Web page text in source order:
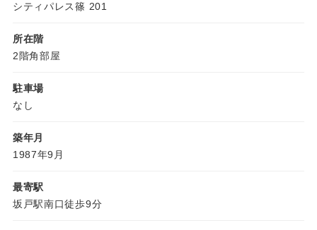
シティパレス篠 201
所在階
2階角部屋
駐車場
なし
築年月
1987年9月
最寄駅
坂戸駅南口徒歩9分